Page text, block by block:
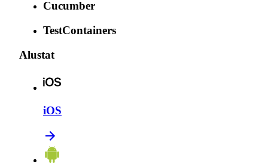
Cucumber
TestContainers
Alustat
iOS